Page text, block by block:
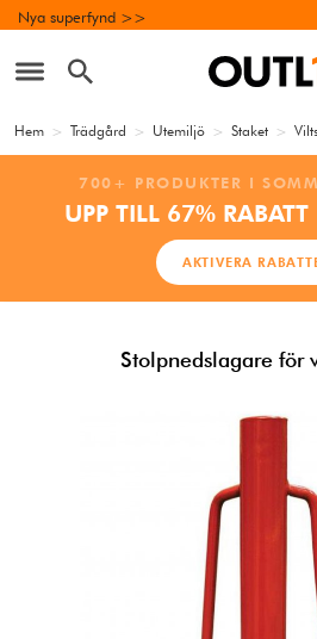
Nya superfynd >>
Hem > Trädgård > Utemiljö > Staket >
700+ PRODUKTER I
UPP TILL 67%
AKTIVERA
Stolpnedslagare för